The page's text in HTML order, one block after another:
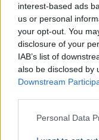
interest-based ads
us or personal
your opt-out. You
disclosure of your
IAB’s list of
also be disclosed by
Downstream
Personal Data